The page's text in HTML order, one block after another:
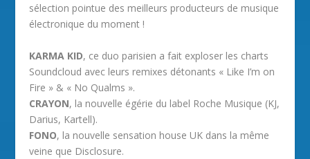
sélection pointue des meilleurs producteurs de musique
électronique du moment !
KARMA KID, ce duo parisien a fait exploser les charts
Soundcloud avec leurs remixes détonants « Like I’m on
Fire » & « No Qualms ».
CRAYON, la nouvelle égérie du label Roche Musique (KJ,
Darius, Kartell).
FONO, la nouvelle sensation house UK dans la même
veine que Disclosure.